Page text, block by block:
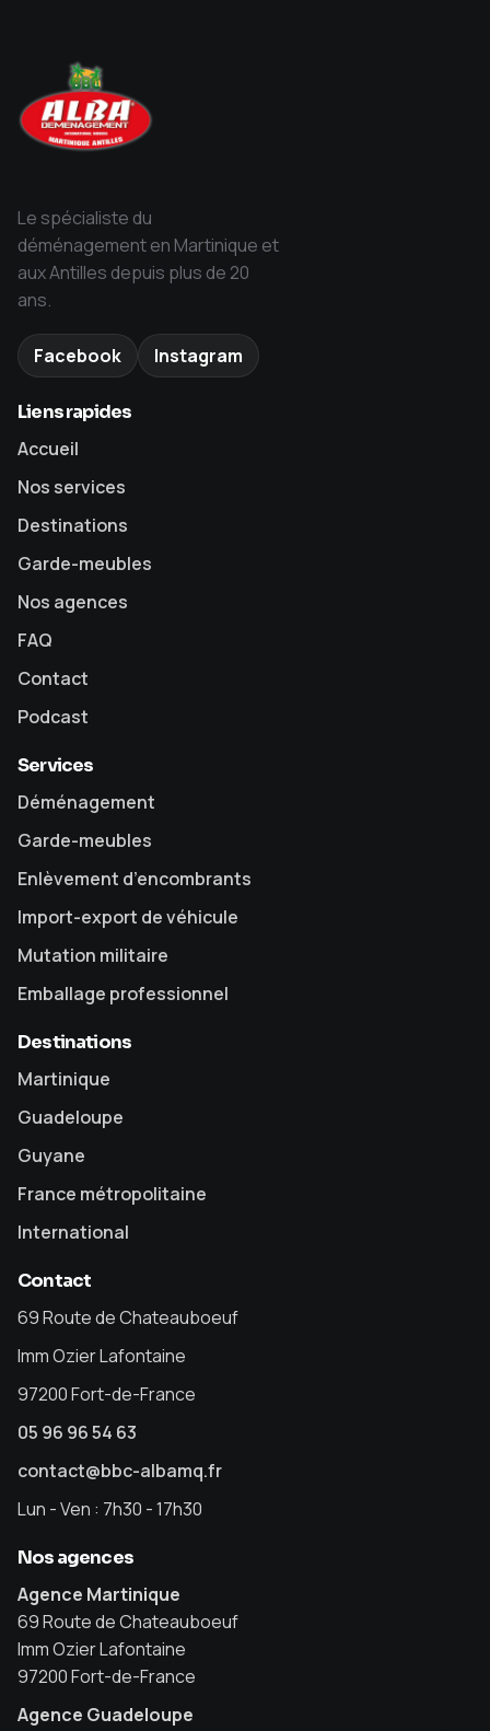
Le spécialiste du
déménagement en Martinique et
aux Antilles depuis plus de 20
ans.
Facebook Instagram
Liens rapides
Accueil
Nos services
Destinations
Garde-meubles
Nos agences
FAQ
Contact
Podcast
Services
Déménagement
Garde-meubles
Enlèvement d’encombrants
Import-export de véhicule
Mutation militaire
Emballage professionnel
Destinations
Martinique
Guadeloupe
Guyane
France métropolitaine
International
Contact
69 Route de Chateauboeuf
Imm Ozier Lafontaine
97200 Fort-de-France
05 96 96 54 63
contact@bbc-albamq.fr
Lun - Ven : 7h30 - 17h30
Nos agences
Agence Martinique
69 Route de Chateauboeuf
Imm Ozier Lafontaine
97200 Fort-de-France
Agence Guadeloupe